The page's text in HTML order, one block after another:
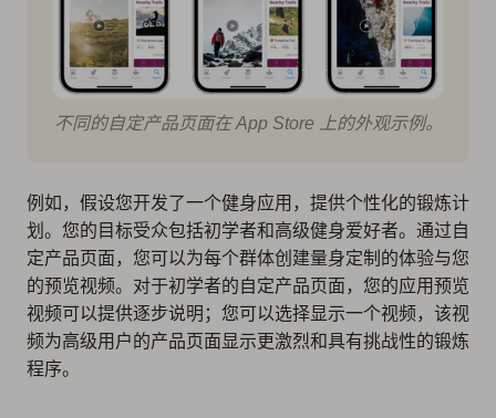
不同的自定产品页面在 App Store 上的外观示例。
例如，假设您开发了一个健身应用，提供个性化的锻炼计
划。您的目标受众包括初学者和高级健身爱好者。通过自
定产品页面，您可以为每个群体创建量身定制的体验与您
的预览视频。对于初学者的自定产品页面，您的应用预览
视频可以提供逐步说明；您可以选择显示一个视频，该视
频为高级用户的产品页面显示更激烈和具有挑战性的锻炼
程序。